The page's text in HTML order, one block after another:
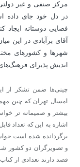
مرکز صنفی و غیر
در دل خود جای داده
فضایی دوستانه ایجاد
آقای برآبادی در این
شهرها و کشورهای
اندیش پذیرای
چینی‌ها ضمن تشکر از
امسال تهران که چین
بیشتر و صمیمانه تر
اشاره به این که تعداد
برگردانده شده است
و تصویرگران دو کشور
قصد دارند تعدادی از